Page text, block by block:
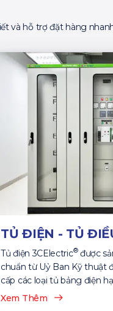
và hỗ trợ đặt hàng
TỦ ĐIỆN - TỦ
Tủ điện 3CElectric®được
chuẩn từ Uỷ Ban Kỹ thuật
cấp các loại tủ bảng điện
Xem Thêm